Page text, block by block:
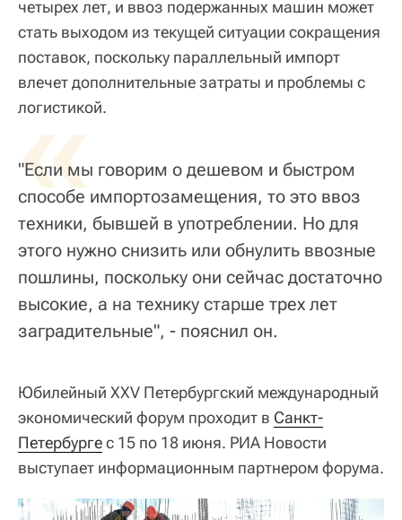
четырех лет, и ввоз подержанных машин может
стать выходом из текущей ситуации сокращения
поставок, поскольку параллельный импорт
влечет дополнительные затраты и проблемы с
логистикой.
«
"Если мы говорим о дешевом и быстром
способе импортозамещения, то это ввоз
техники, бывшей в употреблении. Но для
этого нужно снизить или обнулить ввозные
пошлины, поскольку они сейчас достаточно
высокие, а на технику старше трех лет
заградительные", - пояснил он.
Юбилейный XXV Петербургский международный
экономический форум проходит в Санкт-
Петербургес 15 по 18 июня. РИА Новости
выступает информационным партнером форума.